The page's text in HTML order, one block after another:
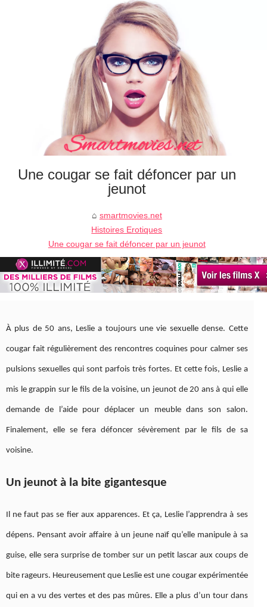
Une cougar se fait défoncer par un
jeunot
smartmovies.net
Histoires Erotiques
Une cougar se fait défoncer par un jeunot
À plus de 50 ans, Leslie a toujours une vie sexuelle dense. Cette
cougar fait régulièrement des rencontres coquines pour calmer ses
pulsions sexuelles qui sont parfois très fortes. Et cette fois, Leslie a
mis le grappin sur le fils de la voisine, un jeunot de 20 ans à qui elle
demande de l’aide pour déplacer un meuble dans son salon.
Finalement, elle se fera défoncer sévèrement par le fils de sa
voisine.
Un jeunot à la bite gigantesque
Il ne faut pas se fier aux apparences. Et ça, Leslie l’apprendra à ses
dépens. Pensant avoir affaire à un jeune naïf qu’elle manipule à sa
guise, elle sera surprise de tomber sur un petit lascar aux coups de
bite rageurs. Heureusement que Leslie est une cougar expérimentée
qui en a vu des vertes et des pas mûres. Elle a plus d’un tour dans